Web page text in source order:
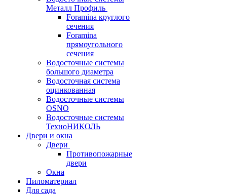
Металл Профиль
Foramina круглого
сечения
Foramina
прямоугольного
сечения
Водосточные системы
большого диаметра
Водосточная система
оцинкованная
Водосточные системы
OSNO
Водосточные системы
ТехноНИКОЛЬ
Двери и окна
Двери
Противопожарные
двери
Окна
Пиломатериал
Для сада